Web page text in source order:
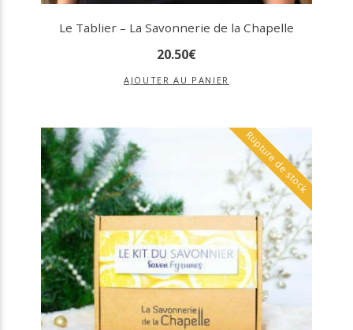
Le Tablier – La Savonnerie de la Chapelle
20.50€
AJOUTER AU PANIER
Rupture de stock